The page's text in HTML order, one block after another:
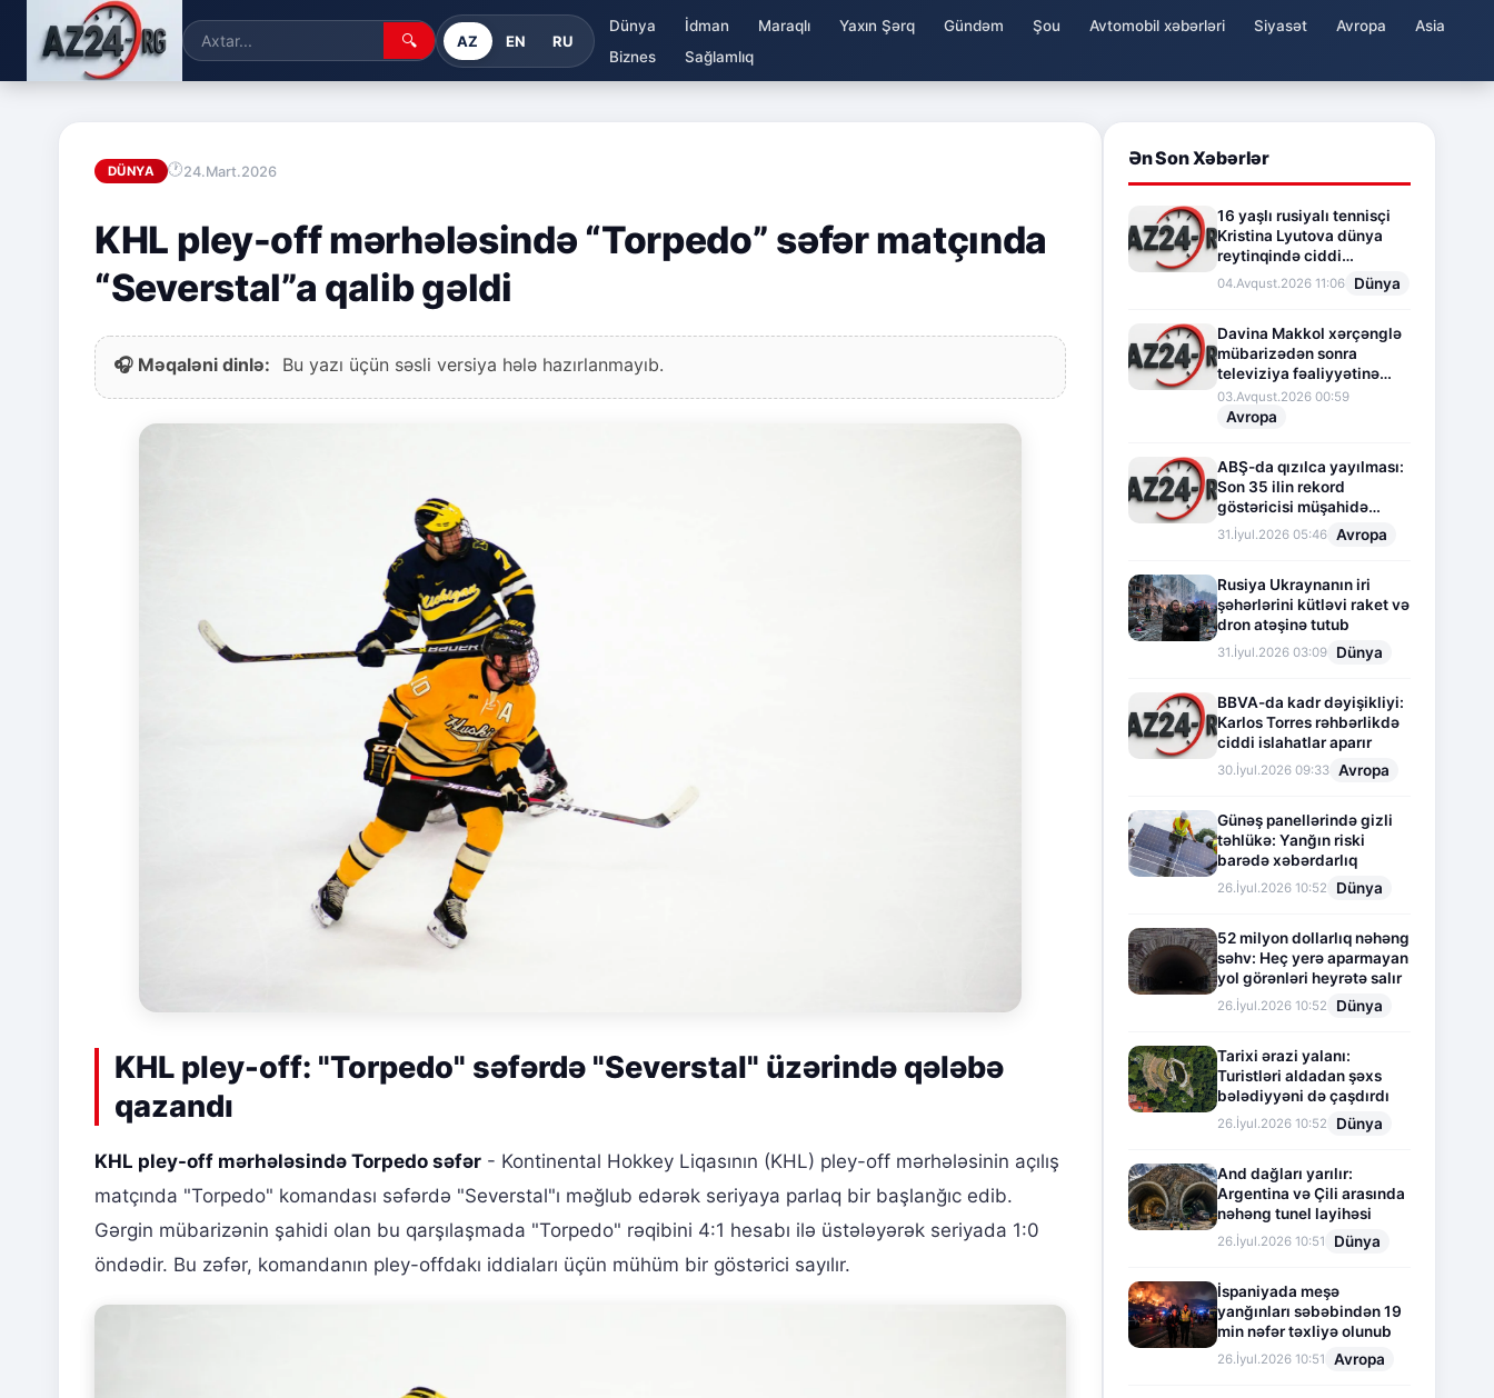
🔍 AZ EN RU
Dünya İdman Maraqlı Yaxın Şərq Gündəm Şou Avtomobil xəbərləri Siyasət Avropa
Asia
Biznes
Sağlamlıq
DÜNYA 24.Mart.2026
KHL pley-off mərhələsində “Torpedo” səfər matçında
“Severstal”a qalib gəldi
🎧 Məqaləni dinlə: Bu yazı üçün səsli versiya hələ hazırlanmayıb.
KHL pley-off: "Torpedo" səfərdə "Severstal" üzərində qələbə
qazandı
KHL pley-off mərhələsində Torpedo səfər - Kontinental Hokkey Liqasının (KHL) pley-off mərhələsinin açılış
matçında "Torpedo" komandası səfərdə "Severstal"ı məğlub edərək seriyaya parlaq bir başlanğıc edib.
Gərgin mübarizənin şahidi olan bu qarşılaşmada "Torpedo" rəqibini 4:1 hesabı ilə üstələyərək seriyada 1:0
öndədir. Bu zəfər, komandanın pley-offdakı iddiaları üçün mühüm bir göstərici sayılır.
Ən Son Xəbərlər
16 yaşlı rusiyalı tennisçi
Kristina Lyutova dünya
reytinqində ciddi
irəliləyişə imza atdı
04.Avqust.2026 11:06 Dünya
Davina Makkol xərçənglə
mübarizədən sonra
televiziya fəaliyyətinə
fasilə verir
03.Avqust.2026 00:59
Avropa
ABŞ-da qızılca yayılması:
Son 35 ilin rekord
göstəricisi müşahidə
olunur
31.İyul.2026 05:46 Avropa
Rusiya Ukraynanın iri
şəhərlərini kütləvi raket və
dron atəşinə tutub
31.İyul.2026 03:09 Dünya
BBVA-da kadr dəyişikliyi:
Karlos Torres rəhbərlikdə
ciddi islahatlar aparır
30.İyul.2026 09:33 Avropa
Günəş panellərində gizli
təhlükə: Yanğın riski
barədə xəbərdarlıq
26.İyul.2026 10:52 Dünya
52 milyon dollarlıq nəhəng
səhv: Heç yerə aparmayan
yol görənləri heyrətə salır
26.İyul.2026 10:52 Dünya
Tarixi ərazi yalanı:
Turistləri aldadan şəxs
bələdiyyəni də çaşdırdı
26.İyul.2026 10:52 Dünya
And dağları yarılır:
Argentina və Çili arasında
nəhəng tunel layihəsi
26.İyul.2026 10:51 Dünya
İspaniyada meşə
yanğınları səbəbindən 19
min nəfər təxliyə olunub
26.İyul.2026 10:51 Avropa